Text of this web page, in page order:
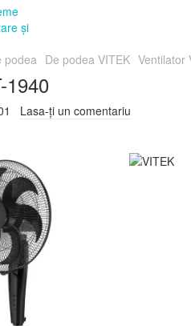
podea De podea VITEK Ventilator
1940
Lasa-ți un comentariu